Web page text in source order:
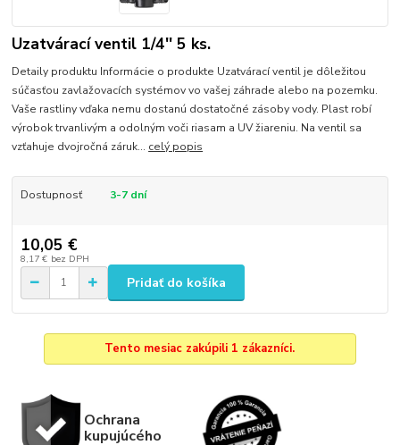
Uzatvárací ventil 1/4'' 5 ks.
Detaily produktu Informácie o produkte Uzatvárací ventil je dôležitou
súčasťou zavlažovacích systémov vo vašej záhrade alebo na pozemku.
Vaše rastliny vďaka nemu dostanú dostatočné zásoby vody. Plast robí
výrobok trvanlivým a odolným voči riasam a UV žiareniu. Na ventil sa
vzťahuje dvojročná záruk... celý popis
Dostupnosť 3-7 dní
10,05 €
8,17 € bez DPH
Pridať do košíka
Tento mesiac zakúpili 1 zákazníci.
Ochrana
kupujúcého